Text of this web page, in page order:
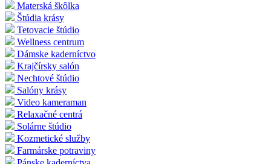
Materská škôlka
Štúdia krásy
Tetovacie štúdio
Wellness centrum
Dámske kaderníctvo
Krajčírsky salón
Nechtové štúdio
Salóny krásy
Video kameraman
Relaxačné centrá
Solárne štúdio
Kozmetické služby
Farmárske potraviny